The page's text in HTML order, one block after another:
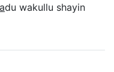
adu wakullu shayin